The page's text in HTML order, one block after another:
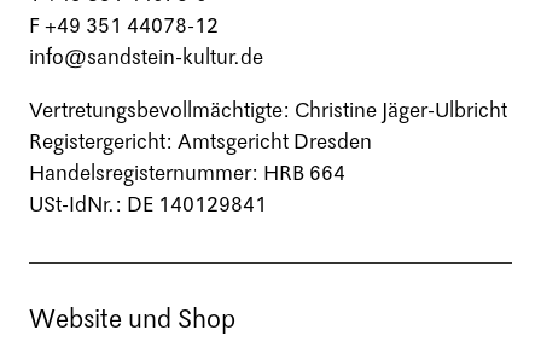
F +49 351 44078-12
info@sandstein-kultur.de
Vertretungsbevollmächtigte: Christine Jäger-Ulbricht
Registergericht: Amtsgericht Dresden
Handelsregisternummer: HRB 664
USt-IdNr.: DE 140129841
Website und Shop